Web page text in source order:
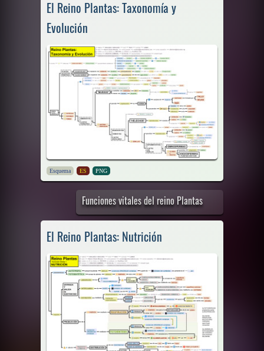
El Reino Plantas: Taxonomía y
Evolución
Esquema ES PNG
Funciones vitales del reino Plantas
El Reino Plantas: Nutrición